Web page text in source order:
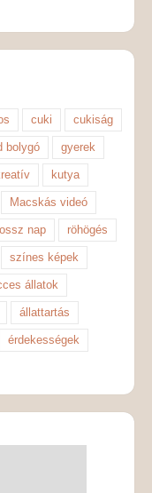
cuki cukiság
bolygó gyerek
kutya
Macskás videó
nap röhögés
színes képek
állatok
állattartás
érdekességek